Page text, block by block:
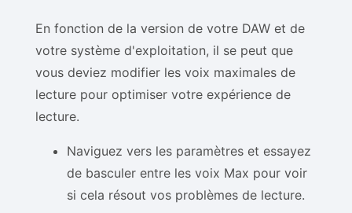
En fonction de la version de votre DAW et de
votre système d'exploitation, il se peut que
vous deviez modifier les voix maximales de
lecture pour optimiser votre expérience de
lecture.
Naviguez vers les paramètres et essayez
de basculer entre les voix Max pour voir
si cela résout vos problèmes de lecture.